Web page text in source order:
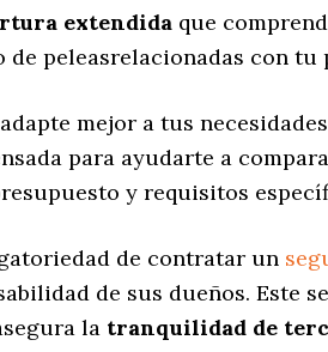
extendida que
de peleasrelacionadas con tu
mejor a tus
para ayudarte a
y requisitos
de contratar un
de sus dueños. Este
la tranquilidad de